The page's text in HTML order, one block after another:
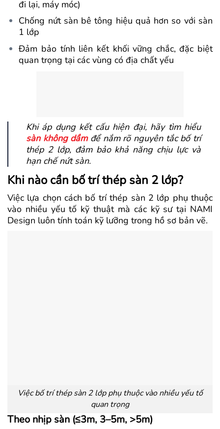
đi lại, máy móc)
Chống nứt sàn bê tông hiệu quả hơn so với sàn
1 lớp
Đảm bảo tính liên kết khối vững chắc, đặc biệt
quan trọng tại các vùng có địa chất yếu
Khi áp dụng kết cấu hiện đại, hãy tìm hiểu
sàn không dầmđể nắm rõ nguyên tắc bố trí
thép 2 lớp, đảm bảo khả năng chịu lực và
hạn chế nứt sàn.
Khi nào cần bố trí thép sàn 2 lớp?
Việc lựa chọn cách bố trí thép sàn 2 lớp phụ thuộc
vào nhiều yếu tố kỹ thuật mà các kỹ sư tại NAMI
Design luôn tính toán kỹ lưỡng trong hồ sơ bản vẽ.
Việc bố trí thép sàn 2 lớp phụ thuộc vào nhiều yếu tố
quan trọng
Theo nhịp sàn (≤3m, 3–5m, >5m)